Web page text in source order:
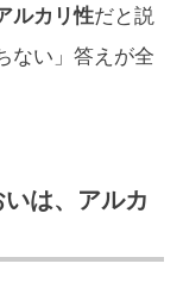
ルカリ性だと説
ない」答えが全
は、アルカ